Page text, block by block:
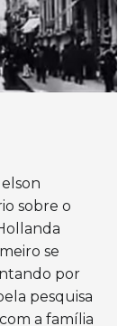
sobre o
se
por
pesquisa
a família